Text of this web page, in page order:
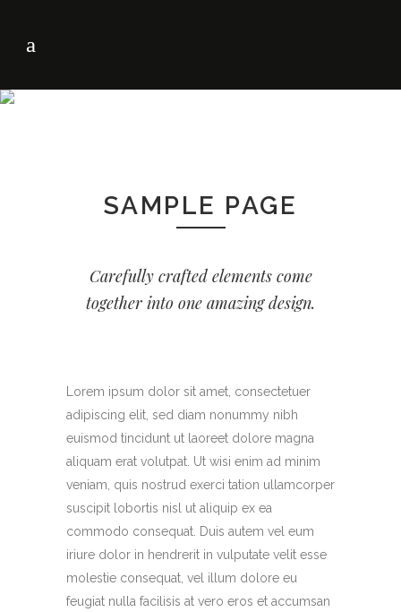
SAMPLE PAGE
Carefully crafted elements come
together into one amazing design.
Lorem ipsum dolor sit amet, consectetuer
adipiscing elit, sed diam nonummy nibh
euismod tincidunt ut laoreet dolore magna
aliquam erat volutpat. Ut wisi enim ad minim
veniam, quis nostrud exerci tation ullamcorper
suscipit lobortis nisl ut aliquip ex ea
commodo consequat. Duis autem vel eum
iriure dolor in hendrerit in vulputate velit esse
molestie consequat, vel illum dolore eu
feugiat nulla facilisis at vero eros et accumsan